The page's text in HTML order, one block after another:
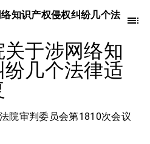
知识产权侵权纠纷几个法
于涉网络知
几个法律适
院审判委员会第1810次会议